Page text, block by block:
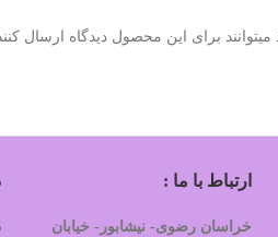
برای این محصول دیدگاه ارسال
ارتباط با ما :
خراسان رضوی- نیشابور- خیابان